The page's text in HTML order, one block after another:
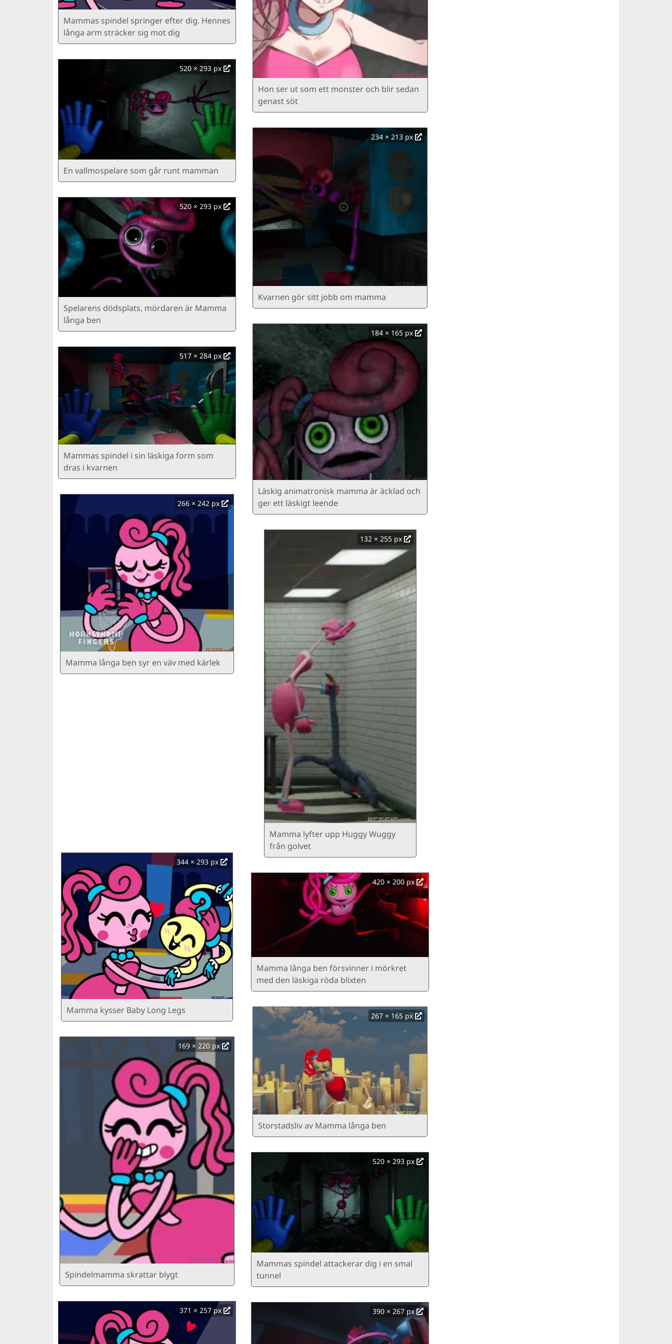
Mammas spindel springer efter dig. Hennes
långa arm sträcker sig mot dig
520 × 293 px
En vallmospelare som går runt mamman
520 × 293 px
Spelarens dödsplats, mördaren är Mamma
långa ben
517 × 284 px
Mammas spindel i sin läskiga form som
dras i kvarnen
266 × 242 px
Mamma långa ben syr en väv med kärlek
344 × 293 px
Mamma kysser Baby Long Legs
169 × 220 px
Spindelmamma skrattar blygt
371 × 257 px
Hon ser ut som ett monster och blir sedan
genast söt
234 × 213 px
Kvarnen gör sitt jobb om mamma
184 × 165 px
Läskig animatronisk mamma är äcklad och
ger ett läskigt leende
132 × 255 px
Mamma lyfter upp Huggy Wuggy
från golvet
420 × 200 px
Mamma långa ben försvinner i mörkret
med den läskiga röda blixten
267 × 165 px
Storstadsliv av Mamma långa ben
520 × 293 px
Mammas spindel attackerar dig i en smal
tunnel
390 × 267 px